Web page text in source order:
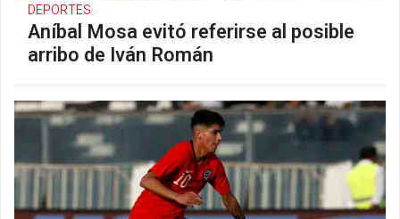
DEPORTES
Aníbal Mosa evitó referirse al posible
arribo de Iván Román